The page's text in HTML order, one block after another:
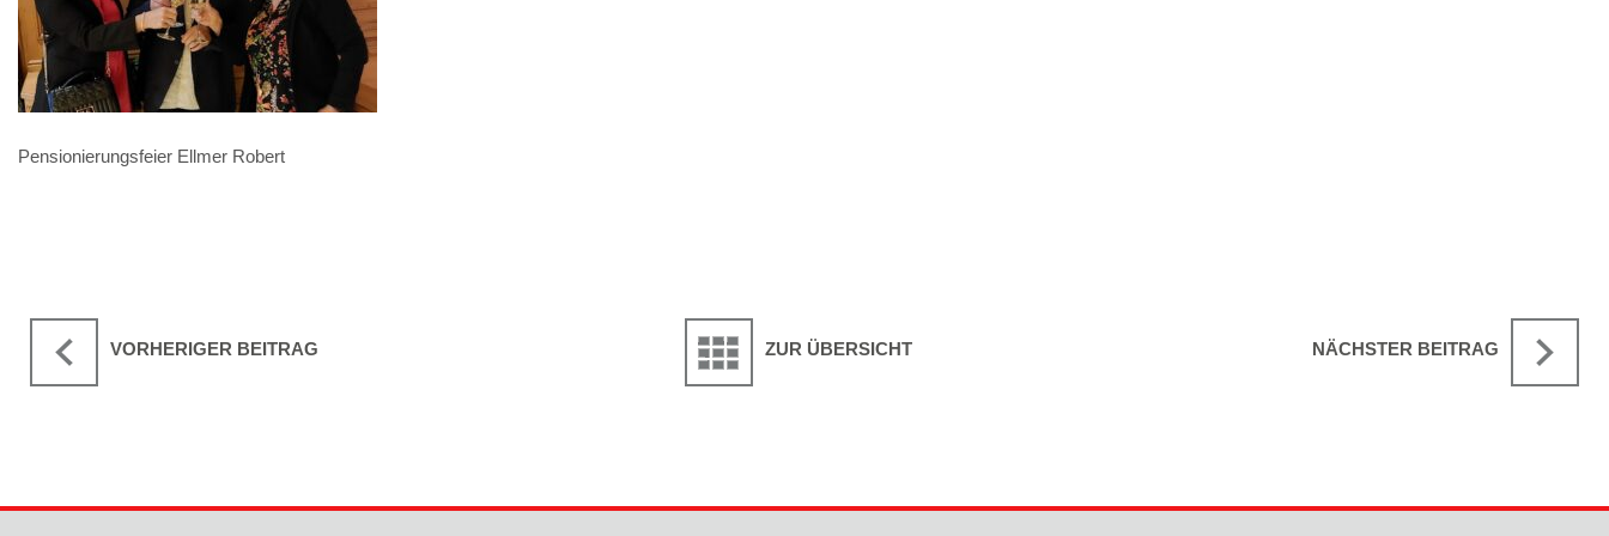
Pensionierungsfeier Ellmer Robert
VORHERIGER BEITRAG ZUR ÜBERSICHT NÄCHSTER BEITRAG